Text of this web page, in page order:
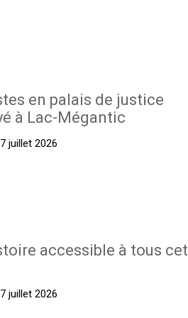
en palais de justice
à Lac-Mégantic
juillet 2026
accessible à tous cet
juillet 2026